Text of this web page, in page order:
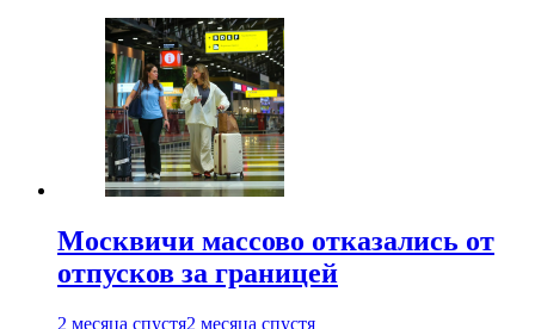
Москвичи массово отказались от
отпусков за границей
2 месяца спустя2 месяца спустя